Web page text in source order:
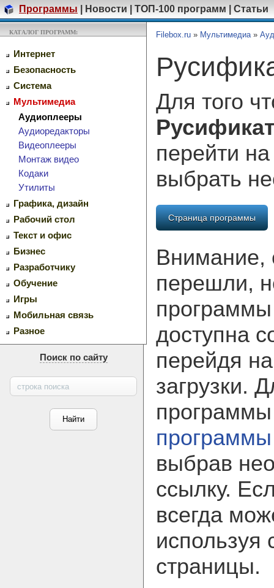
Программы Новости ТОП-100 программ Статьи
КАТАЛОГ ПРОГРАММ:
Интернет
Безопасность
Система
Мультимедиа
Аудиоплееры
Аудиоредакторы
Видеоплееры
Монтаж видео
Кодаки
Утилиты
Графика, дизайн
Рабочий стол
Текст и офис
Бизнес
Разработчику
Обучение
Игры
Мобильная связь
Разное
Поиск по сайту
Filebox.ru » Мультимедиа»
Для того
перейти
выбрать
Страница программы
Внимание,
перешли,
доступна
перейдя
загрузки.
программы
выбрав
ссылку.
всегда
используя
страницы.